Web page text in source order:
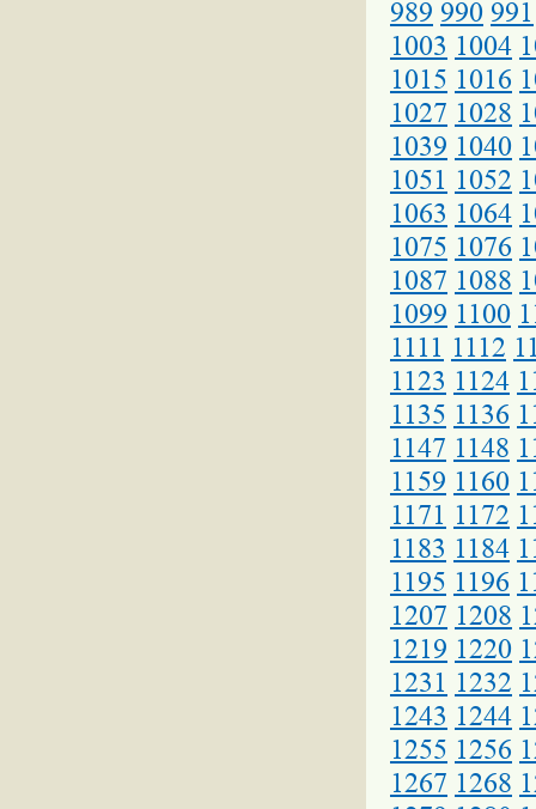
989 990 991
1003 1004
1015 1016
1027 1028
1039 1040
1051 1052
1063 1064
1075 1076
1087 1088
1099 1100
1111 1112
1123 1124
1135 1136
1147 1148
1159 1160
1171 1172
1183 1184
1195 1196
1207 1208
1219 1220
1231 1232
1243 1244
1255 1256
1267 1268